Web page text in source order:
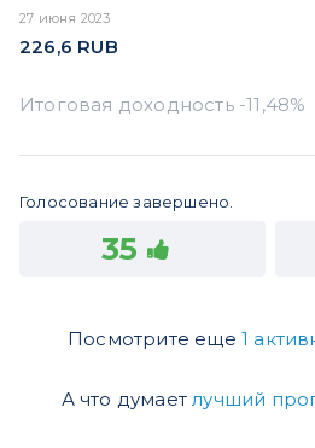
27 июня 2023
226,6 RUB
Голосование завершено.
35
Посмотрите еще 1
А что думаетлучший